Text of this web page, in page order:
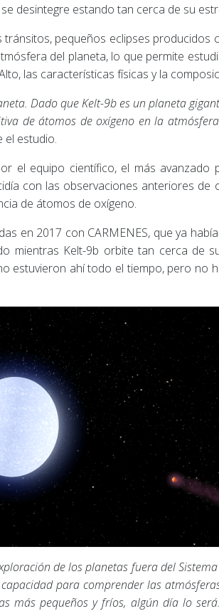
desintegre estando tan cerca de su
pequeños eclipses producidos
del planeta, lo que permite
las características físicas y la
Dado que Kelt-9b es un planeta
de átomos de oxígeno en la
el estudio.
el equipo científico, el más
con las observaciones anteriores
de átomos de oxígeno.
en 2017 con CARMENES, que ya
mientras Kelt-9b orbite tan cerca de
estuvieron ahí todo el tiempo, pero no
de los planetas fuera del
para comprender las
más pequeños y fríos, algún día lo